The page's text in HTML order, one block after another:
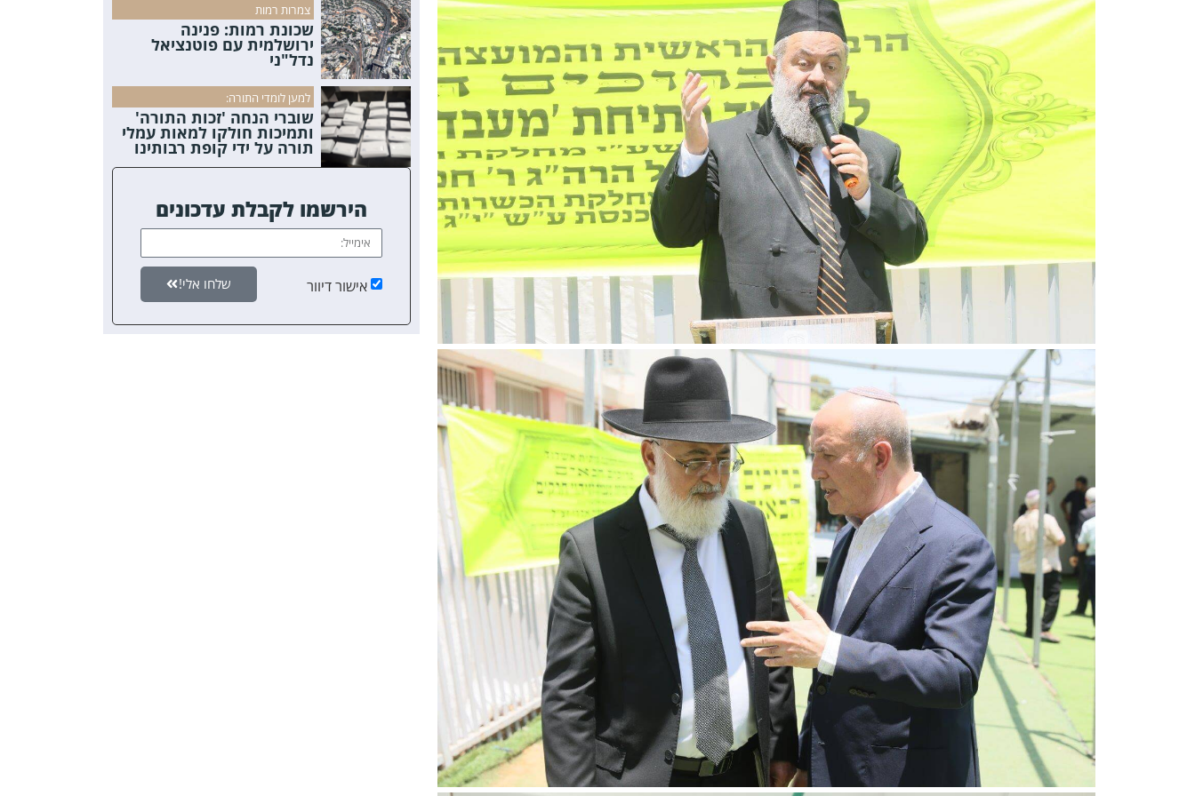
צמרות רמות
שכונת רמות: פנינה
ירושלמית עם פוטנציאל
נדל"ני
למען לומדי התורה:
שוברי הנחה 'זכות התורה'
ותמיכות חולקו למאות עמלי
תורה על ידי קופת רבותינו
הירשמו לקבלת עדכונים
אישור דיוור שלחו אלי!